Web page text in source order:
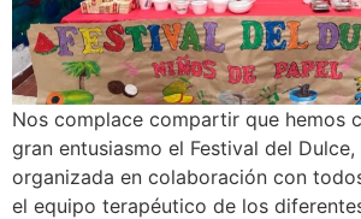
Nos complace compartir que hemos
gran entusiasmo el Festival del
organizada en colaboración con
el equipo terapéutico de los